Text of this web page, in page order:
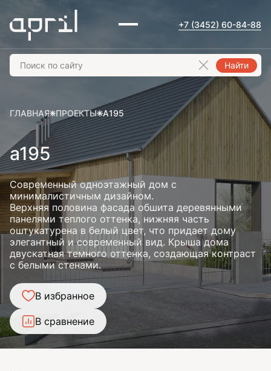
+7 (3452) 60-84-88
Найти
ГЛАВНАЯ ПРОЕКТЫ A195
a195
Современный одноэтажный дом с
минималистичным дизайном.
Верхняя половина фасада обшита деревянными
панелями теплого оттенка, нижняя часть
оштукатурена в белый цвет, что придает дому
элегантный и современный вид. Крыша дома
двускатная темного оттенка, создающая контраст
с белыми стенами.
В избранное
В сравнение